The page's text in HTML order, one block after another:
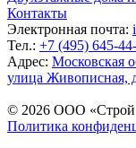
Контакты
Электронная почта:
Тел.: +7 (495) 645-
Адрес: Московская
улица Живописная,
© 2026 ООО «Строй
Политика